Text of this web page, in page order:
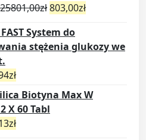
zł803,00zł
System do
stężenia glukozy we
zł
Biotyna Max W
X 60 Tabl
zł